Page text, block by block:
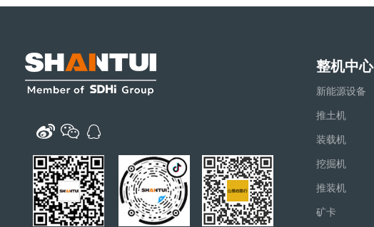
整机中心
新能源设备
推土机
装载机
挖掘机
推装机
矿卡